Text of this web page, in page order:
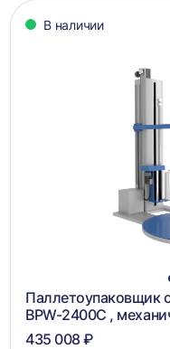
В наличии
Паллетоупаковщик
BPW-2400C ,
435 008 ₽